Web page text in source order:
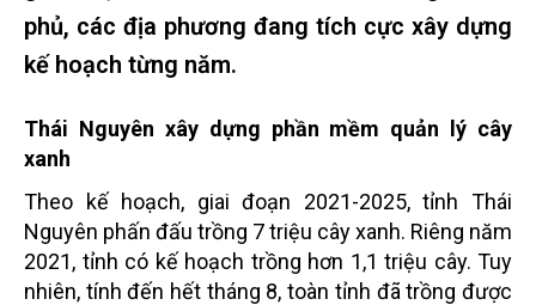
phủ, các địa phương đang tích cực xây dựng
kế hoạch từng năm.
Thái Nguyên xây dựng phần mềm quản lý cây
xanh
Theo kế hoạch, giai đoạn 2021-2025, tỉnh Thái
Nguyên phấn đấu trồng 7 triệu cây xanh. Riêng năm
2021, tỉnh có kế hoạch trồng hơn 1,1 triệu cây. Tuy
nhiên, tính đến hết tháng 8, toàn tỉnh đã trồng được